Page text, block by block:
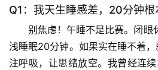
生
科
学
Q1：我天生睡感差，20分钟根
别焦虑！午睡不是比赛。 闭眼
浅睡眠20分钟。如果实在睡不着
注呼吸，让思绪放空。我曾经连